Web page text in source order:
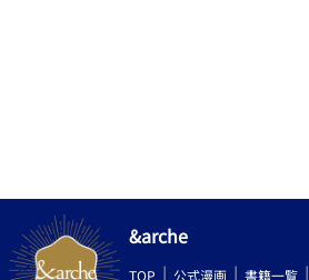
&arche
TOP 公式漫画 書籍一覧